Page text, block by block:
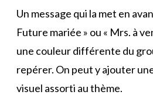
Un message qui la met en
Future mariée » ou « Mrs. à
une couleur différente du
repérer. On peut y ajouter
visuel assorti au thème.